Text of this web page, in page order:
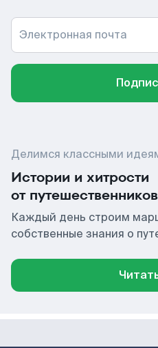
Электронная почта
Делимся классными
Истории и хитрости
от путешественников
Каждый день строим
собственные знания о